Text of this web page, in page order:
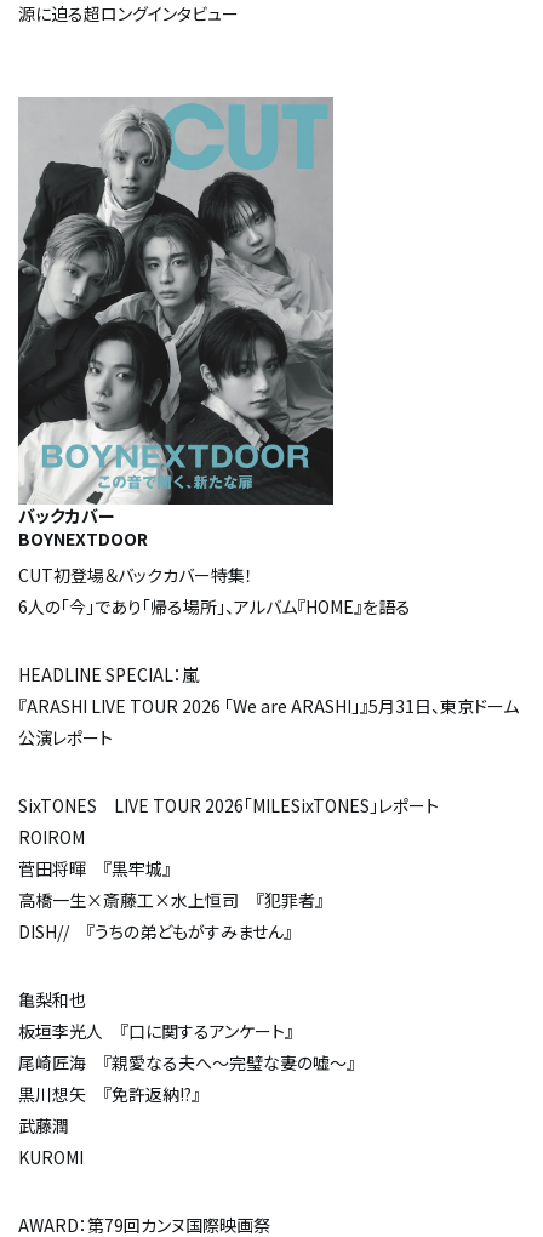
源に迫る超ロングインタビュー
バックカバー
BOYNEXTDOOR
CUT初登場＆バックカバー特集！
6人の「今」であり「帰る場所」、アルバム『HOME』を語る
HEADLINE SPECIAL：嵐
『ARASHI LIVE TOUR 2026 「We are ARASHI」』5月31日、東京ドーム
公演レポート
SixTONES LIVE TOUR 2026「MILESixTONES」レポート
ROIROM
菅田将暉 『黒牢城』
高橋一生×斎藤工×水上恒司 『犯罪者』
DISH// 『うちの弟どもがすみません』
亀梨和也
板垣李光人 『口に関するアンケート』
尾崎匠海 『親愛なる夫へ～完璧な妻の嘘～』
黒川想矢 『免許返納!?』
武藤潤
KUROMI
AWARD：第79回カンヌ国際映画祭